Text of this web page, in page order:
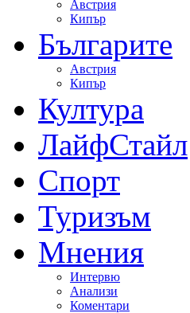
Австрия
Кипър
Българите
Австрия
Кипър
Култура
ЛайфСтайл
Спорт
Туризъм
Мнения
Интервю
Анализи
Коментари